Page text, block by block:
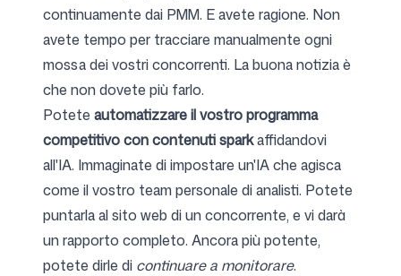
continuamente dai PMM. E avete ragione. Non
avete tempo per tracciare manualmente ogni
mossa dei vostri concorrenti. La buona notizia è
che non dovete più farlo.
Potete automatizzare il vostro programma
competitivo con contenuti sparkaffidandovi
all'IA. Immaginate di impostare un'IA che agisca
come il vostro team personale di analisti. Potete
puntarla al sito web di un concorrente, e vi darà
un rapporto completo. Ancora più potente,
potete dirle di continuare a monitorare.